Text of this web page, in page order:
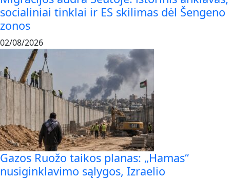
socialiniai tinklai ir ES skilimas dėl Šengeno
zonos
02/08/2026
Gazos Ruožo taikos planas: „Hamas“
nusiginklavimo sąlygos, Izraelio